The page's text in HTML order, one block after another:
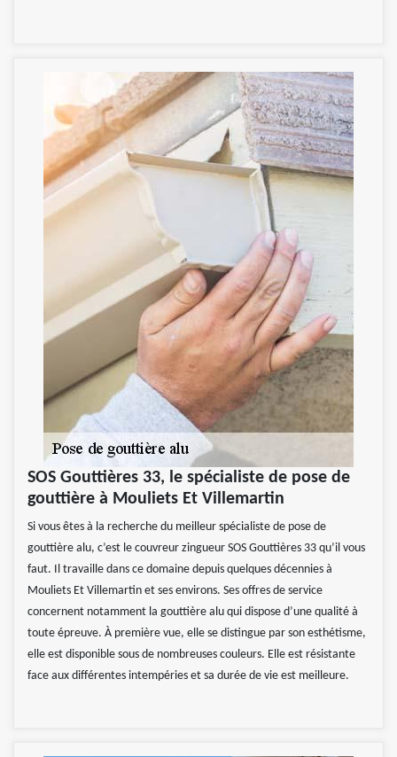
SOS Gouttières 33, le spécialiste de pose de
gouttière à Mouliets Et Villemartin
Si vous êtes à la recherche du meilleur spécialiste de pose de
gouttière alu, c’est le couvreur zingueur SOS Gouttières 33 qu’il vous
faut. Il travaille dans ce domaine depuis quelques décennies à
Mouliets Et Villemartin et ses environs. Ses offres de service
concernent notamment la gouttière alu qui dispose d’une qualité à
toute épreuve. À première vue, elle se distingue par son esthétisme,
elle est disponible sous de nombreuses couleurs. Elle est résistante
face aux différentes intempéries et sa durée de vie est meilleure.